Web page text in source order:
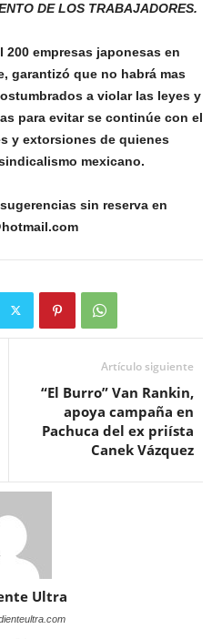
DE LOS TRABAJADORES.
empresas japonesas en
garantizó que no habrá mas
a violar las leyes y
para evitar se continúe con el
y extorsiones de quienes
mexicano.
sin reserva en
Artículo siguiente
“El Burro” Van Rankin,
apoya campaña en
Pachuca del ex priísta
Canek Vázquez
Ultra